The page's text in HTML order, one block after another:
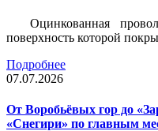
Оцинкованная
поверхность которой
Подробнее
07.07.2026
От Воробьёвых гор до
«Снегири» по главным